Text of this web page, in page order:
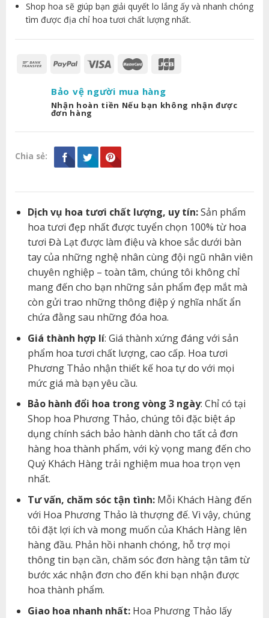
Shop hoa sẽ giúp bạn giải quyết lo lắng ấy và nhanh chóng
tìm được địa chỉ hoa tươi chất lượng nhất.
Bảo vệ người mua hàng
Nhận hoàn tiền Nếu bạn không nhận được
đơn hàng
Chia sẻ:
Dịch vụ hoa tươi chất lượng, uy tín:Sản phẩm
hoa tươi đẹp nhất được tuyển chọn 100% từ hoa
tươi Đà Lạt được làm điệu và khoe sắc dưới bàn
tay của những nghệ nhân cùng đội ngũ nhân viên
chuyên nghiệp – toàn tâm, chúng tôi không chỉ
mang đến cho bạn những sản phẩm đẹp mắt mà
còn gửi trao những thông điệp ý nghĩa nhất ẩn
chứa đằng sau những đóa hoa.
Giá thành hợp lí: Giá thành xứng đáng với sản
phẩm hoa tươi chất lượng, cao cấp. Hoa tươi
Phương Thảo nhận thiết kế hoa tự do với mọi
mức giá mà bạn yêu cầu.
Bảo hành đổi hoa trong vòng 3 ngày: Chỉ có tại
Shop hoa Phương Thảo, chúng tôi đặc biệt áp
dụng chính sách bảo hành dành cho tất cả đơn
hàng hoa thành phẩm, với kỳ vọng mang đến cho
Quý Khách Hàng trải nghiệm mua hoa trọn vẹn
nhất.
Tư vấn, chăm sóc tận tình:Mỗi Khách Hàng đến
với Hoa Phương Thảo là thượng đế. Vì vậy, chúng
tôi đặt lợi ích và mong muốn của Khách Hàng lên
hàng đầu. Phản hồi nhanh chóng, hỗ trợ mọi
thông tin bạn cần, chăm sóc đơn hàng tận tâm từ
bước xác nhận đơn cho đến khi bạn nhận được
hoa thành phẩm.
Giao hoa nhanh nhất:Hoa Phương Thảo lấy